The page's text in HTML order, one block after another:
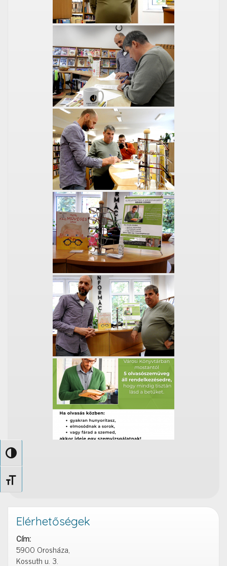
Nagy kontraszt váltása
Betűméret váltása
Elérhetőségek
Cím:
5900 Orosháza,
Kossuth u. 3.